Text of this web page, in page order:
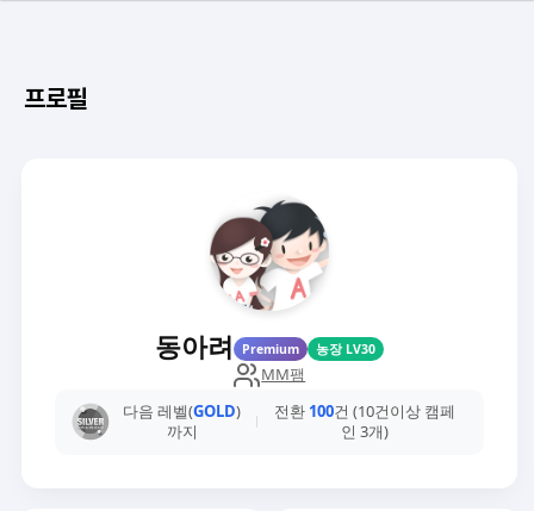
프로필
동아려 Premium 농장 LV30
MM팸
다음 레벨(GOLD)
까지
전환 100건 (10건이상 캠페
인 3개)